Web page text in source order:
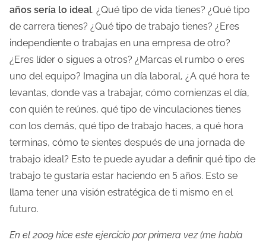
años sería lo ideal. ¿Qué tipo de vida tienes? ¿Qué tipo
de carrera tienes? ¿Qué tipo de trabajo tienes? ¿Eres
independiente o trabajas en una empresa de otro?
¿Eres líder o sigues a otros? ¿Marcas el rumbo o eres
uno del equipo? Imagina un día laboral, ¿A qué hora te
levantas, donde vas a trabajar, cómo comienzas el día,
con quién te reúnes, qué tipo de vinculaciones tienes
con los demás, qué tipo de trabajo haces, a qué hora
terminas, cómo te sientes después de una jornada de
trabajo ideal? Esto te puede ayudar a definir qué tipo de
trabajo te gustaría estar haciendo en 5 años. Esto se
llama tener una visión estratégica de ti mismo en el
futuro.
En el 2009 hice este ejercicio por primera vez (me había